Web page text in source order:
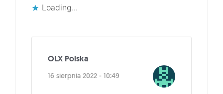
Loading...
OLX Polska
16 sierpnia 2022 - 10:49